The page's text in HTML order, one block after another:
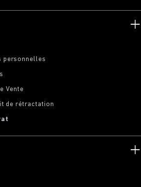
personnelles
Vente
de rétractation